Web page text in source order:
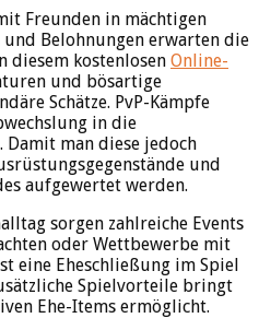
Freunden in mächtigen
Belohnungen erwarten die
diesem kostenlosen Online-
und bösartige
Schätze. PvP-Kämpfe
in die
Damit man diese jedoch
und
aufgewertet werden.
sorgen zahlreiche Events
oder Wettbewerbe mit
eine Eheschließung im Spiel
Spielvorteile bringt
Ehe-Items ermöglicht.